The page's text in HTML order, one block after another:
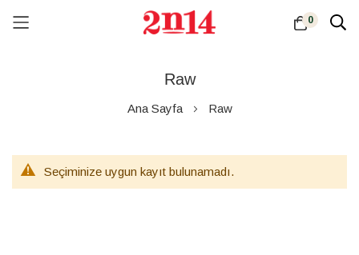
0
Raw
Ana Sayfa Raw
Seçiminize uygun kayıt bulunamadı.